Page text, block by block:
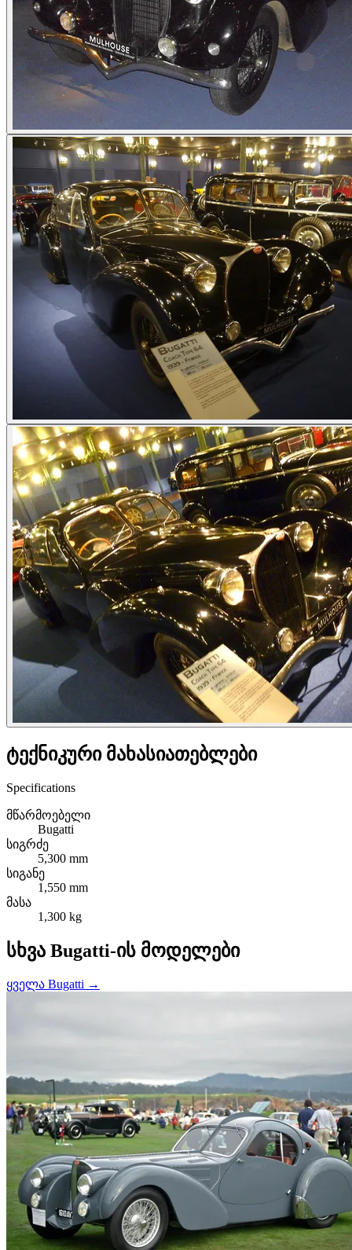
ტექნიკური მახასიათებლები
Specifications
მწარმოებელი
Bugatti
სიგრძე
5,300 mm
სიგანე
1,550 mm
მასა
1,300 kg
სხვა Bugatti-ის მოდელები
ყველა Bugatti →